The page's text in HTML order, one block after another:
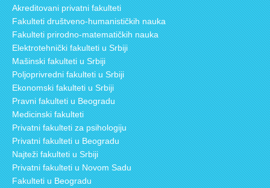
Akreditovani privatni fakulteti
Fakulteti društveno-humanističkih nauka
Fakulteti prirodno-matematičkih nauka
Elektrotehnički fakulteti u Srbiji
Mašinski fakulteti u Srbiji
Poljoprivredni fakulteti u Srbiji
Ekonomski fakulteti u Srbiji
Pravni fakulteti u Beogradu
Medicinski fakulteti
Privatni fakulteti za psihologiju
Privatni fakulteti u Beogradu
Najteži fakulteti u Srbiji
Privatni fakulteti u Novom Sadu
Fakulteti u Beogradu